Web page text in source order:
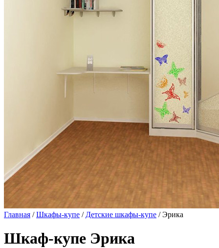
Главная /Шкафы-купе / Детские шкафы-купе / Эрика
Шкаф-купе Эрика